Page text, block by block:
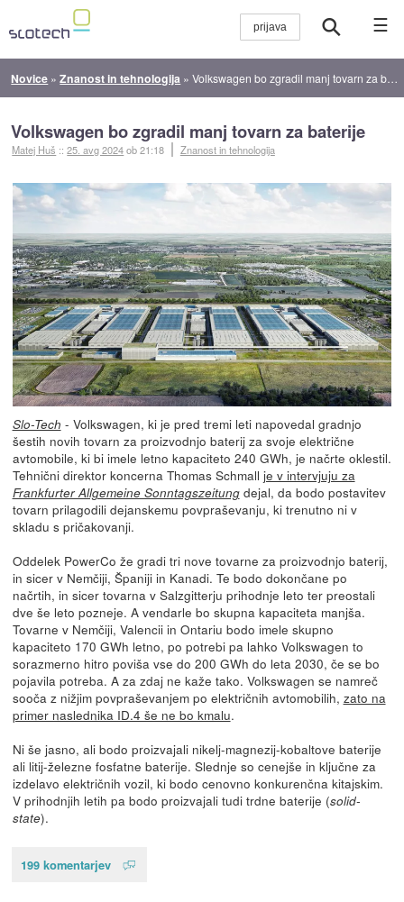
☰
Novice »Znanost in tehnologija »Volkswagen bo zgradil manj tovarn za baterije
Volkswagen bo zgradil manj tovarn za baterije
Matej Huš ::25. avg 2024ob 21:18 Znanost in tehnologija
Slo-Tech - Volkswagen, ki je pred tremi leti napovedal gradnjo
šestih novih tovarn za proizvodnjo baterij za svoje električne
avtomobile, ki bi imele letno kapaciteto 240 GWh, je načrte oklestil.
Tehnični direktor koncerna Thomas Schmall je v intervjuju za
Frankfurter Allgemeine Sonntagszeitungdejal, da bodo postavitev
tovarn prilagodili dejanskemu povpraševanju, ki trenutno ni v
skladu s pričakovanji.
Oddelek PowerCo že gradi tri nove tovarne za proizvodnjo baterij,
in sicer v Nemčiji, Španiji in Kanadi. Te bodo dokončane po
načrtih, in sicer tovarna v Salzgitterju prihodnje leto ter preostali
dve še leto pozneje. A vendarle bo skupna kapaciteta manjša.
Tovarne v Nemčiji, Valencii in Ontariu bodo imele skupno
kapaciteto 170 GWh letno, po potrebi pa lahko Volkswagen to
sorazmerno hitro poviša vse do 200 GWh do leta 2030, če se bo
pojavila potreba. A za zdaj ne kaže tako. Volkswagen se namreč
sooča z nižjim povpraševanjem po električnih avtomobilih, zato na
primer naslednika ID.4 še ne bo kmalu.
Ni še jasno, ali bodo proizvajali nikelj-magnezij-kobaltove baterije
ali litij-železne fosfatne baterije. Slednje so cenejše in ključne za
izdelavo električnih vozil, ki bodo cenovno konkurenčna kitajskim.
V prihodnjih letih pa bodo proizvajali tudi trdne baterije (solid-
state).
199 komentarjev